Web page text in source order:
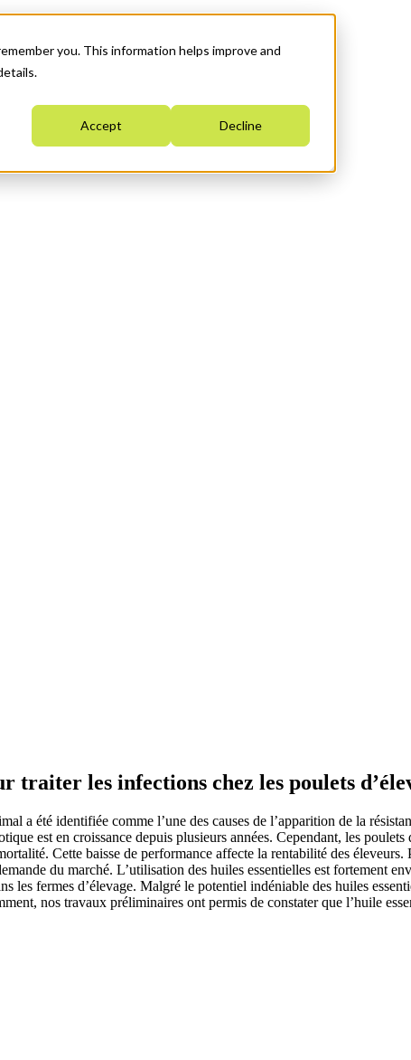
you. This information helps improve and
Accept Decline
traiter les infections chez les poulets
a été identifiée comme l’une des causes de l’apparition de la
est en croissance depuis plusieurs années. Cependant, les
Cette baisse de performance affecte la rentabilité des
du marché. L’utilisation des huiles essentielles est fortement
les fermes d’élevage. Malgré le potentiel indéniable des huiles
nos travaux préliminaires ont permis de constater que l’huile